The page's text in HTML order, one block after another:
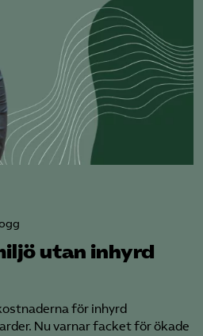
utan inhyrd
för inhyrd
Nu varnar facket för ökade